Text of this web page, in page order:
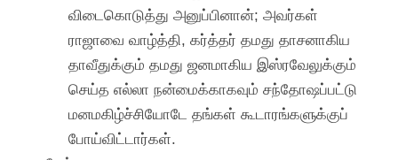
விடைகொடுத்து அனுப்பினான்; அவர்கள்
ராஜாவை வாழ்த்தி, கர்த்தர் தமது தாசனாகிய
தாவீதுக்கும் தமது ஜனமாகிய இஸ்ரவேலுக்கும்
செய்த எல்லா நன்மைக்காகவும் சந்தோஷப்பட்டு
மனமகிழ்ச்சியோடே தங்கள் கூடாரங்களுக்குப்
போய்விட்டார்கள்.